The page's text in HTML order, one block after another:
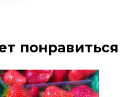
понравиться